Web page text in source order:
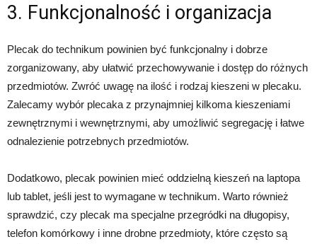
3. Funkcjonalność i organizacja
Plecak do technikum powinien być funkcjonalny i dobrze
zorganizowany, aby ułatwić przechowywanie i dostęp do różnych
przedmiotów. Zwróć uwagę na ilość i rodzaj kieszeni w plecaku.
Zalecamy wybór plecaka z przynajmniej kilkoma kieszeniami
zewnętrznymi i wewnętrznymi, aby umożliwić segregację i łatwe
odnalezienie potrzebnych przedmiotów.
Dodatkowo, plecak powinien mieć oddzielną kieszeń na laptopa
lub tablet, jeśli jest to wymagane w technikum. Warto również
sprawdzić, czy plecak ma specjalne przegródki na długopisy,
telefon komórkowy i inne drobne przedmioty, które często są